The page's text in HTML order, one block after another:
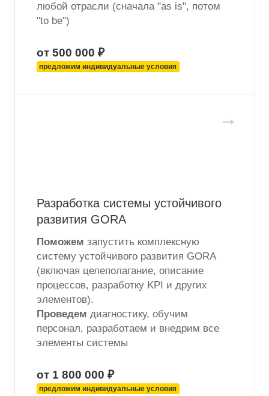
любой отрасли (сначала "as is", потом
"to be")
от 500 000 ₽
предложим индивидуальные условия
Разработка системы устойчивого
развития GORA
Поможем запустить комплексную
систему устойчивого развития GORA
(включая целеполагание, описание
процессов, разработку KPI и других
элементов).
Проведем диагностику, обучим
персонал, разработаем и внедрим все
элементы системы
от 1 800 000 ₽
предложим индивидуальные условия